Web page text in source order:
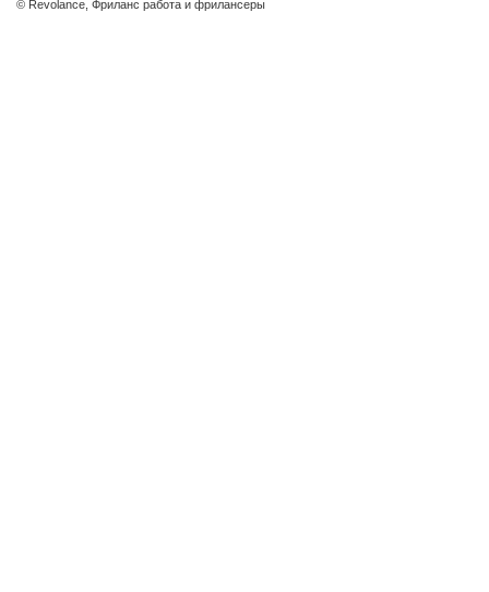
© Revolance, Фриланс работа и фрилансеры